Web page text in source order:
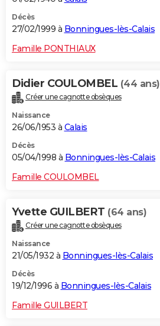
Décès
27/02/1999 à Bonningues-lès-Calais
Famille PONTHIAUX
Didier COULOMBEL (44 ans)
Créer une cagnotte obsèques
Naissance
26/06/1953 à Calais
Décès
05/04/1998 à Bonningues-lès-Calais
Famille COULOMBEL
Yvette GUILBERT (64 ans)
Créer une cagnotte obsèques
Naissance
21/05/1932 à Bonningues-lès-Calais
Décès
19/12/1996 à Bonningues-lès-Calais
Famille GUILBERT